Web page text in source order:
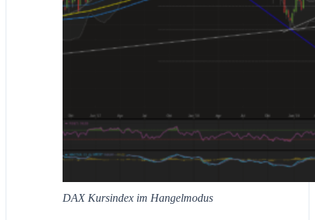
DAX Kursindex im Hangelmodus